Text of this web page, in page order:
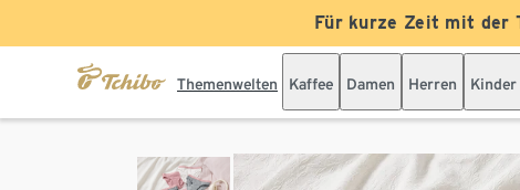
Für kurze Zeit mit der
Themenwelten Kaffee Damen Herren Kinder